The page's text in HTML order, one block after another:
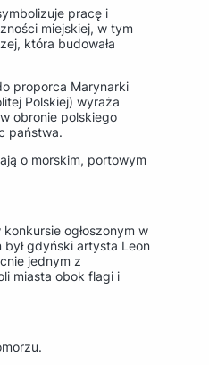
pracę i
miejskiej, w tym
która budowała
proporca Marynarki
Polskiej) wyraża
obronie polskiego
państwa.
o morskim, portowym
ogłoszonym w
gdyński artysta Leon
jednym z
miasta obok flagi i